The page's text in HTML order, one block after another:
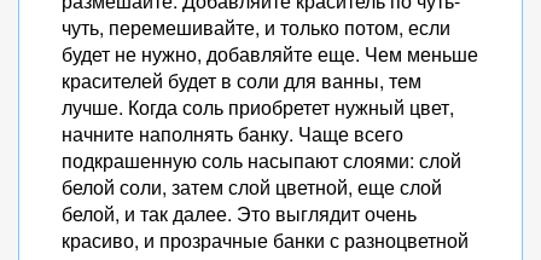
чуть, перемешивайте, и только потом, если
будет не нужно, добавляйте еще. Чем меньше
красителей будет в соли для ванны, тем
лучше. Когда соль приобретет нужный цвет,
начните наполнять банку. Чаще всего
подкрашенную соль насыпают слоями: слой
белой соли, затем слой цветной, еще слой
белой, и так далее. Это выглядит очень
красиво, и прозрачные банки с разноцветной